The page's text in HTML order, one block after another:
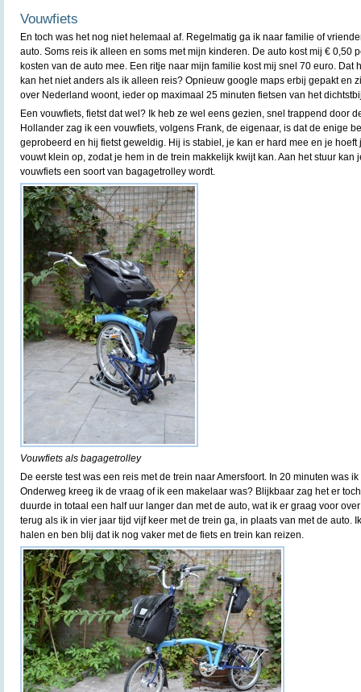
Vouwfiets
En toch was het nog niet helemaal af. Regelmatig ga ik naar familie of
auto. Soms reis ik alleen en soms met mijn kinderen. De auto kost mij € 0,50
kosten van de auto mee. Een ritje naar mijn familie kost mij snel 70 euro. Dat
kan het niet anders als ik alleen reis? Opnieuw google maps erbij gepakt en
over Nederland woont, ieder op maximaal 25 minuten fietsen van het
Een vouwfiets, fietst dat wel? Ik heb ze wel eens gezien, snel trappend door
Hollander zag ik een vouwfiets, volgens Frank, de eigenaar, is dat de enige
geprobeerd en hij fietst geweldig. Hij is stabiel, je kan er hard mee en je
vouwt klein op, zodat je hem in de trein makkelijk kwijt kan. Aan het stuur kan
vouwfiets een soort van bagagetrolley wordt.
Vouwfiets als bagagetrolley
De eerste test was een reis met de trein naar Amersfoort. In 20 minuten was
Onderweg kreeg ik de vraag of ik een makelaar was? Blijkbaar zag het er
duurde in totaal een half uur langer dan met de auto, wat ik er graag voor
terug als ik in vier jaar tijd vijf keer met de trein ga, in plaats van met de auto.
halen en ben blij dat ik nog vaker met de fiets en trein kan reizen.